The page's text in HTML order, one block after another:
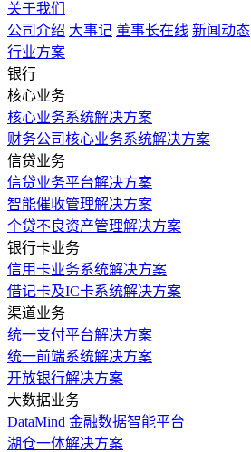
关于我们
公司介绍 大事记 董事长在线 新闻动态
行业方案
银行
核心业务
核心业务系统解决方案
财务公司核心业务系统解决方案
信贷业务
信贷业务平台解决方案
智能催收管理解决方案
个贷不良资产管理解决方案
银行卡业务
信用卡业务系统解决方案
借记卡及IC卡系统解决方案
渠道业务
统一支付平台解决方案
统一前端系统解决方案
开放银行解决方案
大数据业务
DataMind 金融数据智能平台
湖仓一体解决方案